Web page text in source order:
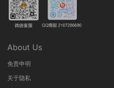
About Us
免责申明
关于隐私